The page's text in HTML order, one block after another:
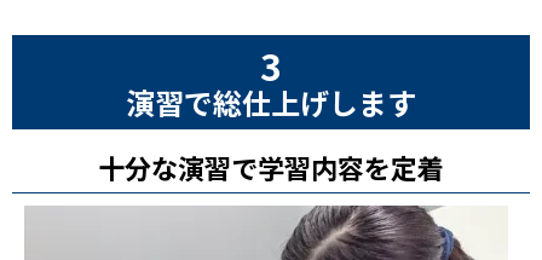
3
演習で総仕上げします
十分な演習で学習内容を定着